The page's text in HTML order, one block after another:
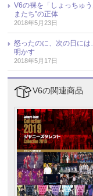
V6の裸を「しょっちゅ
またち”の正体
2018年5月23日
怒ったのに、次の日に
明かす
2018年5月17日
V6の関連商品